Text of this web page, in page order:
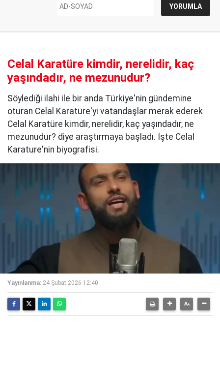
Celal Karatüre kimdir, nerelidir, kaç
yaşındadır, ne mezunudur?
Söylediği ilahi ile bir anda Türkiye'nin gündemine
oturan Celal Karatüre'yi vatandaşlar merak ederek
Celal Karatüre kimdir, nerelidir, kaç yaşındadır, ne
mezunudur? diye araştırmaya başladı. İşte Celal
Karature'nin biyografisi.
Yayınlanma: 24 Şubat 2026 12:40